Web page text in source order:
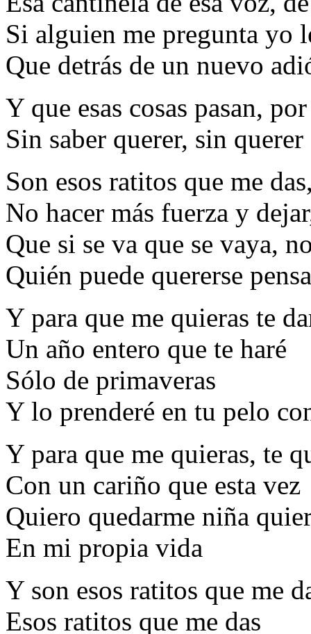
Si alguien me pregunta yo
Que detrás de un nuevo
Y que esas cosas pasan,
Sin saber querer, sin querer
Son esos ratitos que me
No hacer más fuerza y
Que si se va que se vaya,
Quién puede quererse
Y para que me quieras te
Un año entero que te haré
Sólo de primaveras
Y lo prenderé en tu pelo
Y para que me quieras, te
Con un cariño que esta vez
Quiero quedarme niña
En mi propia vida
Y son esos ratitos que me
Esos ratitos que me das